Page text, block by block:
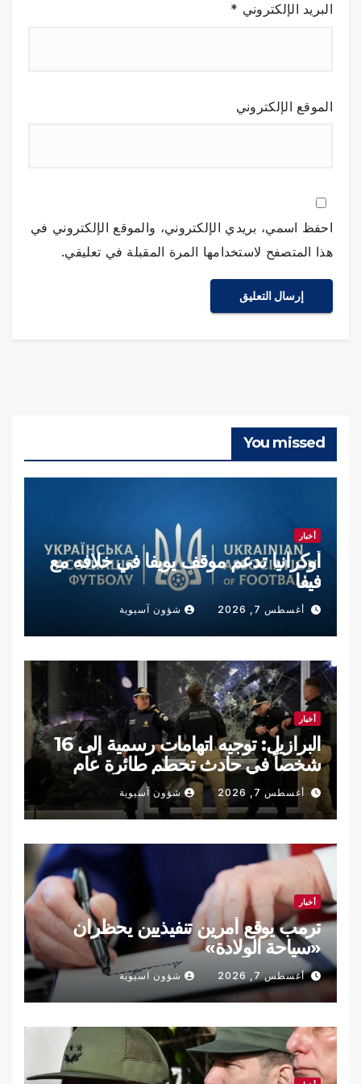
البريد الإلكتروني *
الموقع الإلكتروني
احفظ اسمي، بريدي الإلكتروني، والموقع الإلكتروني في
هذا المتصفح لاستخدامها المرة المقبلة في تعليقي.
You missed
أخبار
أوكرانيا تدعم موقف يويفا في خلافه مع
فيفا
أغسطس 7, 2026 شؤون آسيوية
أخبار
البرازيل: توجيه اتهامات رسمية إلى 16
شخصاً في حادث تحطم طائرة عام
2024
أغسطس 7, 2026 شؤون آسيوية
أخبار
ترمب يوقع أمرين تنفيذيين يحظران
«سياحة الولادة»
أغسطس 7, 2026 شؤون آسيوية